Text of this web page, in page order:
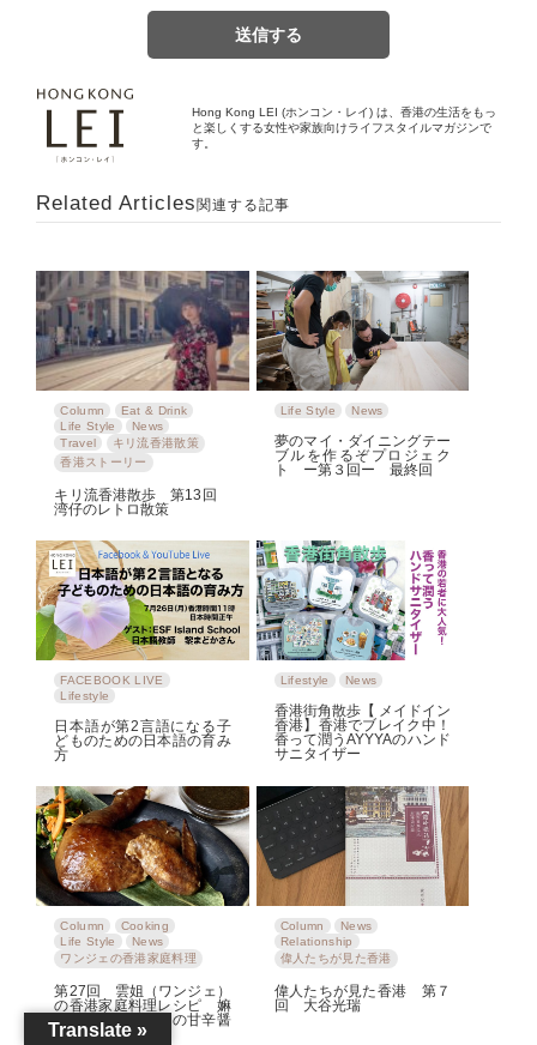
Hong Kong LEI (ホンコン・レイ) は、香港の生活をもっ
と楽しくする女性や家族向けライフスタイルマガジンで
す。
Related Articles 関連する記事
Column
Eat & Drink
Life Style
News
Travel
キリ流香港散策
香港ストーリー
キリ流香港散歩 第13回
湾仔のレトロ散策
Life Style News
夢のマイ・ダイニングテー
ブルを作るぞプロジェク
ト ー第３回ー 最終回
FACEBOOK LIVE
Lifestyle
日本語が第2言語になる子
どものための日本語の育み
方
Lifestyle News
香港街角散歩【 メイドイン
香港】香港でブレイク中！
香って潤うAYYYAのハンド
サニタイザー
Column
Cooking
Life Style
News
ワンジェの香港家庭料理
第27回 雲姐（ワンジェ）
の香港家庭料理レシピ 嫲
嫲的豉油雞〜祖母の甘辛醤
油チキン
Column
News
Relationship
偉人たちが見た香港
偉人たちが見た香港 第７
回 大谷光瑞
Translate »